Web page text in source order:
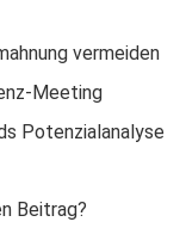
vermeiden
Meeting
Potenzialanalyse
Beitrag?